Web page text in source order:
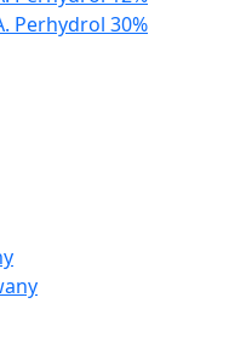
Perhydrol 30%